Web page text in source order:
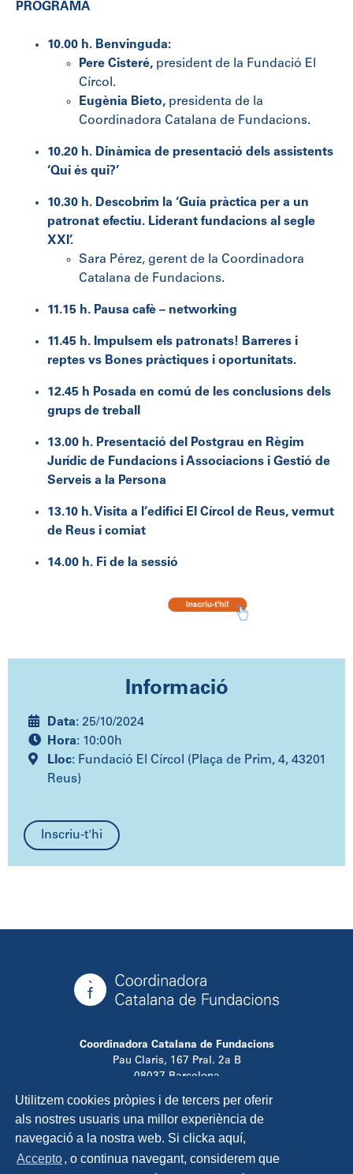
Utilitzem cookies pròpies i de tercers per oferir
als nostres usuaris una millor experiència de
navegació a la nostra web. Si clicka aquí,
Accepto, o continua navegant, considerem que
PROGRAMA
10.00 h. Benvinguda:
Pere Cisteré, president de la Fundació El
Círcol.
Eugènia Bieto, presidenta de la
Coordinadora Catalana de Fundacions.
10.20 h. Dinàmica de presentació dels assistents
‘Qui és qui?’
10.30 h. Descobrim la ‘Guia pràctica per a un
patronat efectiu. Liderant fundacions al segle
XXI’.
Sara Pérez, gerent de la Coordinadora
Catalana de Fundacions.
11.15 h. Pausa cafè – networking
11.45 h. Impulsem els patronats! Barreres i
reptes vs Bones pràctiques i oportunitats.
12.45 h Posada en comú de les conclusions dels
grups de treball
13.00 h. Presentació del Postgrau en Règim
Jurídic de Fundacions i Associacions i Gestió de
Serveis a la Persona
13.10 h. Visita a l’edifici El Círcol de Reus, vermut
de Reus i comiat
14.00 h. Fi de la sessió
Informació
Data: 25/10/2024
Hora: 10:00h
Lloc: Fundació El Círcol (Plaça de Prim, 4, 43201
Reus)
Inscriu-t'hi
Coordinadora Catalana de Fundacions
Pau Claris, 167 Pral. 2a B
08037 Barcelona
T. 934 881 480
info@ccfundacions.cat